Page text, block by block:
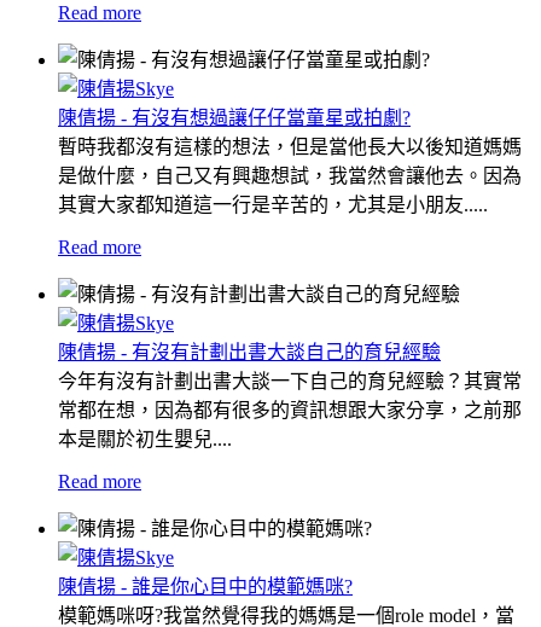
Read more
陳倩揚 - 有沒有想過讓仔仔當童星或拍劇?
暫時我都沒有這樣的想法，但是當他長大以後知道媽媽
是做什麼，自己又有興趣想試，我當然會讓他去。因為
其實大家都知道這一行是辛苦的，尤其是小朋友.....
Read more
陳倩揚 - 有沒有計劃出書大談自己的育兒經驗
今年有沒有計劃出書大談一下自己的育兒經驗？其實常
常都在想，因為都有很多的資訊想跟大家分享，之前那
本是關於初生嬰兒....
Read more
陳倩揚 - 誰是你心目中的模範媽咪?
模範媽咪呀?我當然覺得我的媽媽是一個role model，當